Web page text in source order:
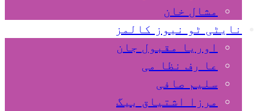
مشال خان
نایٹی ٹو نیوز کالمز
اوریا مقبول جان
عا رف نظا می
سلیم صافی
مرزا اشتیاق بیگ